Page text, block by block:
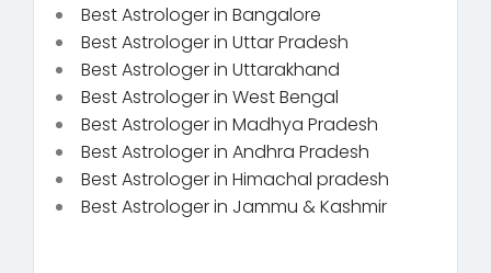
Best Astrologer in Bangalore
Best Astrologer in Uttar Pradesh
Best Astrologer in Uttarakhand
Best Astrologer in West Bengal
Best Astrologer in Madhya Pradesh
Best Astrologer in Andhra Pradesh
Best Astrologer in Himachal pradesh
Best Astrologer in Jammu & Kashmir